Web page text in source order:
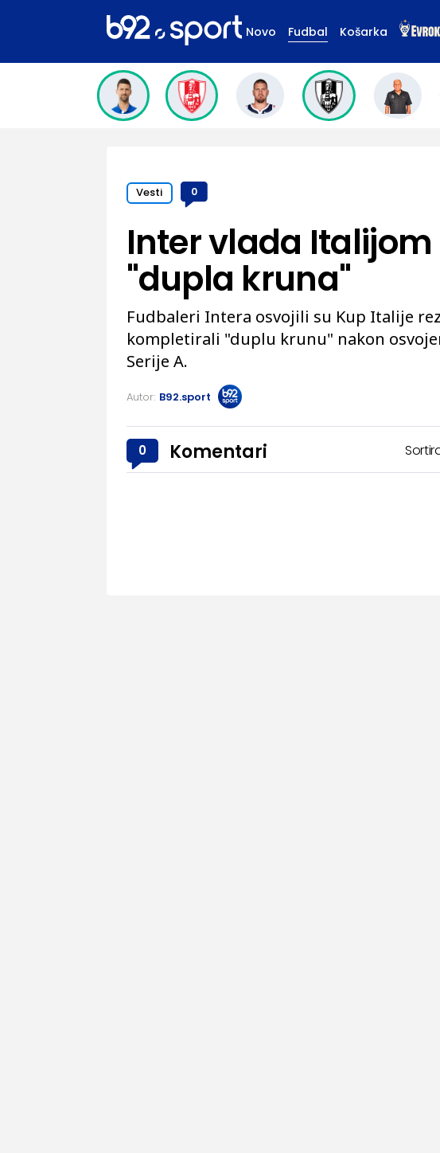
Novo Fudbal Košarka
Vesti 0
Inter vlada Italijom
"dupla kruna"
Fudbaleri Intera osvojili su Kup Italije
kompletirali "duplu krunu" nakon
Serije A.
Autor: B92.sport
0 Komentari